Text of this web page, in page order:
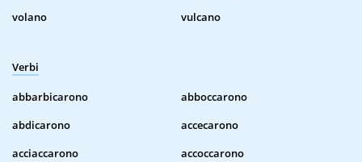
volano
vulcano
Verbi
abbarbicarono
abboccarono
abdicarono
accecarono
acciaccarono
accoccarono